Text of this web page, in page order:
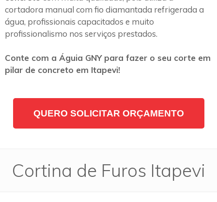
cortadora manual com fio diamantada refrigerada a
água, profissionais capacitados e muito
profissionalismo nos serviços prestados.
Conte com a Águia GNY para fazer o seu corte em
pilar de concreto em Itapevi!
QUERO SOLICITAR ORÇAMENTO
Cortina de Furos Itapevi